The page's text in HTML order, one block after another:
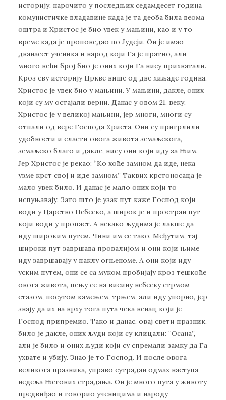
историју, нарочито у последњих седамдесет година
комунистичке владавине када је та деоба била веома
оштра и Христос је био увек у мањини, као и у то
време када је проповедао по Јудеји. Он је имао
дванаест ученика и народ који Га је пратио, али
много већи број био је оних који Га нису прихватали.
Кроз сву историју Цркве више од две хиљаде година,
Христос је увек био у мањини. У мањини, дакле, оних
који су му остајали верни. Данас у овом 21. веку,
Христос је у великој мањини, јер многи, многи су
отпали од вере Господа Христа. Они су пригрлили
удобности и сласти овога живота земаљскога,
земаљско благо и дакле, нису они који иду за Њим.
Јер Христос је рекао: “Ко хоће замном да иде, нека
узме крст свој и иде замном.” Таквих крстоносаца је
мало увек било. И данас је мало оних који то
испуњавају. Зато што је узак пут каже Господ који
води у Царство Небеско, а широк је и простран пут
који води у пропаст. А некако људима је лакше да
иду широким путем. Чини им се тако. Међутим, тај
широки пут завршава провалијом и они који њиме
иду завршавају у паклу огњеноме. А они који иду
уским путем, они се са муком пробијају кроз тешкоће
овога живота, пењу се на висину небеску стрмом
стазом, посутом камењем, трњем, али иду упорно, јер
знају да их на врху тога пута чека венац који је
Господ припремио. Тако и данас, овај свети празник,
било је дакле, оних људи који су клицали: “Осана”,
али је било и оних људи који су спремали замку да Га
ухвате и убију. Знао је то Господ. И после овога
великога празника, управо сутрадан одмах наступа
недеља Његових страдања. Он је много пута у животу
предвиђао и говорио ученицима и народу